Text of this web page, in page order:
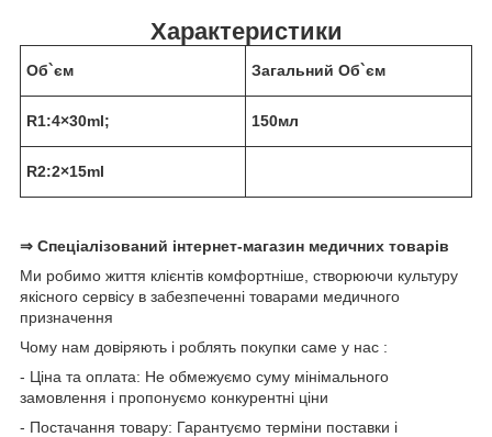
Характеристики
Об`єм Загальний Об`єм
R1:4×30ml; 150мл
R2:2×15ml
⇒ Спеціалізований інтернет-магазин медичних товарів
Ми робимо життя клієнтів комфортніше, створюючи культуру
якісного сервісу в забезпеченні товарами медичного
призначення
Чому нам довіряють і роблять покупки саме у нас :
- Ціна та оплата: Не обмежуємо суму мінімального
замовлення і пропонуємо конкурентні ціни
- Постачання товару: Гарантуємо терміни поставки і